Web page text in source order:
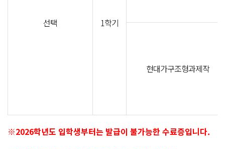
선택 1학기
현대가구조형과제작
※2026학년도 입학생부터는 발급이 불가능한 수료증입니다.